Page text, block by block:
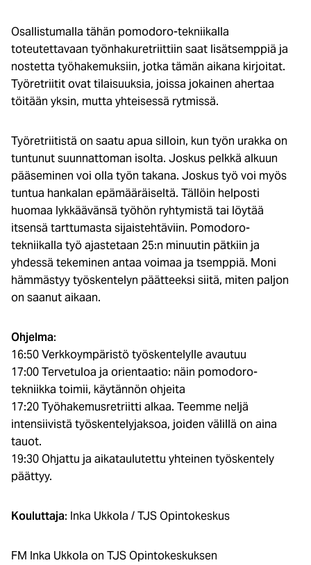
Osallistumalla tähän pomodoro-tekniikalla
toteutettavaan työnhakuretriittiin saat lisätsemppiä ja
nostetta työhakemuksiin, jotka tämän aikana kirjoitat.
Työretriitit ovat tilaisuuksia, joissa jokainen ahertaa
töitään yksin, mutta yhteisessä rytmissä.
Työretriitistä on saatu apua silloin, kun työn urakka on
tuntunut suunnattoman isolta. Joskus pelkkä alkuun
pääseminen voi olla työn takana. Joskus työ voi myös
tuntua hankalan epämääräiseltä. Tällöin helposti
huomaa lykkäävänsä työhön ryhtymistä tai löytää
itsensä tarttumasta sijaistehtäviin. Pomodoro-
tekniikalla työ ajastetaan 25:n minuutin pätkiin ja
yhdessä tekeminen antaa voimaa ja tsemppiä. Moni
hämmästyy työskentelyn päätteeksi siitä, miten paljon
on saanut aikaan.
Ohjelma:
16:50 Verkkoympäristö työskentelylle avautuu
17:00 Tervetuloa ja orientaatio: näin pomodoro-
tekniikka toimii, käytännön ohjeita
17:20 Työhakemusretriitti alkaa. Teemme neljä
intensiivistä työskentelyjaksoa, joiden välillä on aina
tauot.
19:30 Ohjattu ja aikataulutettu yhteinen työskentely
päättyy.
Kouluttaja: Inka Ukkola / TJS Opintokeskus
FM Inka Ukkola on TJS Opintokeskuksen